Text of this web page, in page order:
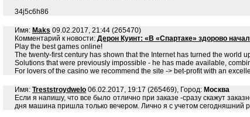
34j5c6h86
Имя: Maks 09.02.2017, 21:44 (265470)
Комментарий к новости: Дерон Куинт: «В «Спартаке» здорово
Play the best games online!
The twenty-first century has shown that the Internet has turned the world
Solutions that were previously impossible - he has made available,
For lovers of the casino we recommend the site -> bet-profit with an
Имя: Treststroydwelo 06.02.2017, 19:17 (265469), Город: Москва
Если я напишу, что все было отлично при заказе -сразу скажут
дня машина пришла только вечером. Лично я с учетом сегодняшний